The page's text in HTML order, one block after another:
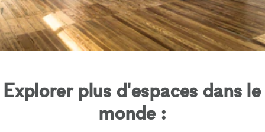
Explorer plus d'espaces dans le
monde :